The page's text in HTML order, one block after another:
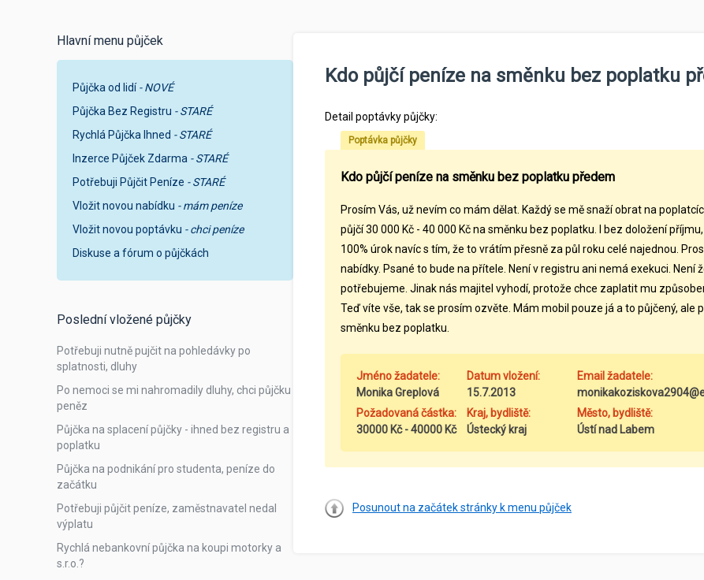
Hlavní menu půjček
Půjčka od lidí- NOVÉ
Půjčka Bez Registru - STARÉ
Rychlá Půjčka Ihned - STARÉ
Inzerce Půjček Zdarma - STARÉ
Potřebuji Půjčit Peníze - STARÉ
Vložit novou nabídku - mám peníze
Vložit novou poptávku - chci peníze
Diskuse a fórum o půjčkách
Poslední vložené půjčky
Potřebuji nutně pujčit na pohledávky po
splatnosti, dluhy
Po nemoci se mi nahromadily dluhy, chci půjčku
peněz
Půjčka na splacení půjčky - ihned bez registru a
poplatku
Půjčka na podnikání pro studenta, peníze do
začátku
Potřebuji půjčit peníze, zaměstnavatel nedal
výplatu
Rychlá nebankovní půjčka na koupi motorky a
s.r.o.?
Kdo půjčí peníze na směnku bez poplatku
Detail poptávky půjčky:
Poptávka půjčky
Kdo půjčí peníze na směnku bez poplatku předem
Prosím Vás, už nevím co mám dělat. Každý se mě snaží obrat na
půjčí 30 000 Kč - 40 000 Kč na směnku bez poplatku. I bez doložení
100% úrok navíc s tím, že to vrátím přesně za půl roku celé najednou.
nabídky. Psané to bude na přítele. Není v registru ani nemá exekuci.
potřebujeme. Jinak nás majitel vyhodí, protože chce zaplatit mu
Teď víte vše, tak se prosím ozvěte. Mám mobil pouze já a to půjčený, ale
směnku bez poplatku.
Jméno žadatele:
Monika Greplová
Datum vložení:
15.7.2013
Email žadatele:
Požadovaná částka:
30000 Kč - 40000 Kč
Kraj, bydliště:
Ústecký kraj
Město, bydliště:
Ústí nad Labem
Posunout na začátek stránky k menu půjček